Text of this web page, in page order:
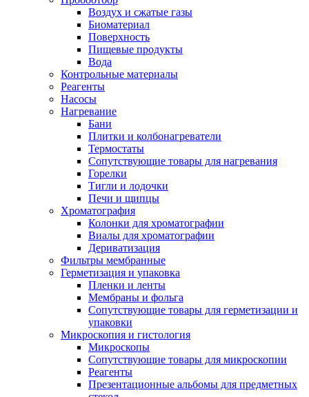
Воздух и сжатые газы
Биоматериал
Поверхность
Пищевые продукты
Вода
Контрольные материалы
Реагенты
Насосы
Нагревание
Бани
Плитки и колбонагреватели
Термостаты
Сопутствующие товары для нагревания
Горелки
Тигли и лодочки
Печи и щипцы
Хроматография
Колонки для хроматографии
Виалы для хроматографии
Дериватизация
Фильтры мембранные
Герметизация и упаковка
Пленки и ленты
Мембраны и фольга
Сопутствующие товары для герметизации и
упаковки
Микроскопия и гистология
Микроскопы
Сопутствующие товары для микроскопии
Реагенты
Презентационные альбомы для предметных